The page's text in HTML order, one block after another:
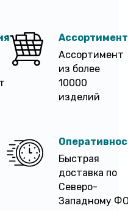
Ассортимент
Ассортимент
из более
10000
изделий
Быстрая
доставка по
Северо-
Западному